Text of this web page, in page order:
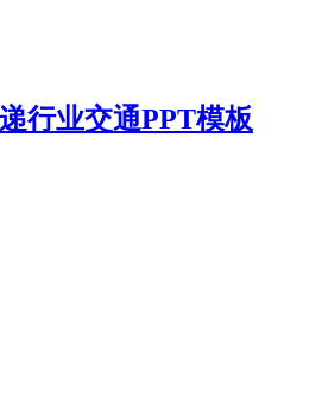
行业交通PPT模板